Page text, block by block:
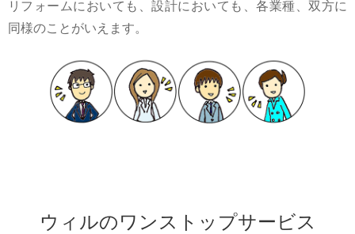
リフォームにおいても、設計においても、各業種、双方に
同様のことがいえます。
ウィルのワンストップサービス